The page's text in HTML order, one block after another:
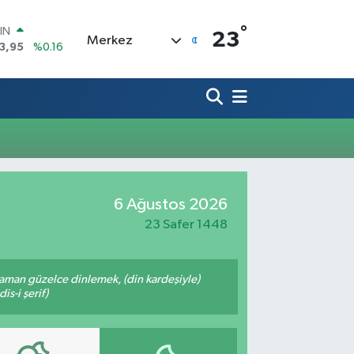
%0.16
%0.06
ALTIN
%0.12
Merkez 23°
6 Ağustos 2026
23 Safer 1448
güzelce dinlemek, (din kardeşiyle)
i şerif)